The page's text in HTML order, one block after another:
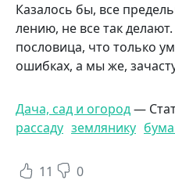
Казалось бы, все
лению, не все так
послови­ца, что только
ошибках, а мы же,
Дача, сад и огород—
рассаду землянику
11 0